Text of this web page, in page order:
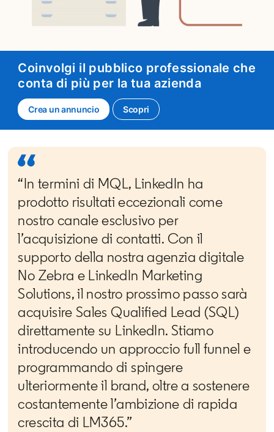
Coinvolgi il pubblico professionale che
conta di più per la tua azienda
Crea un annuncioopens in a new tab
Scopri
“In termini di MQL, LinkedIn ha
prodotto risultati eccezionali come
nostro canale esclusivo per
l’acquisizione di contatti. Con il
supporto della nostra agenzia digitale
No Zebra e LinkedIn Marketing
Solutions, il nostro prossimo passo sarà
acquisire Sales Qualified Lead (SQL)
direttamente su LinkedIn. Stiamo
introducendo un approccio full funnel e
programmando di spingere
ulteriormente il brand, oltre a sostenere
costantemente l’ambizione di rapida
crescita di LM365.”